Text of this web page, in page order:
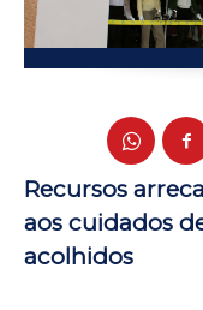
Recursos
aos cuidados
acolhidos